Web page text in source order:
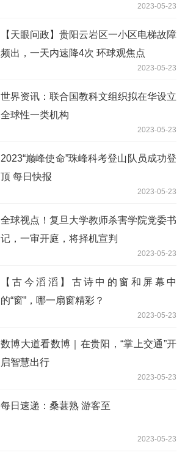
2023-05-23
【天眼问政】贵阳云岩区一小区电梯故障
频出，一天内速降4次 环球观焦点
2023-05-23
世界资讯：联合国教科文组织拟在华设立
全球性一类机构
2023-05-23
2023“巅峰使命”珠峰科考登山队员成功登
顶 每日快报
2023-05-23
全球视点！复旦大学教师杀害学院党委书
记，一审开庭，将择机宣判
2023-05-23
【古今滔滔】古诗中的窗和屏幕中
的“窗”，哪一扇窗精彩？
2023-05-23
数博大道看数博｜在贵阳，“掌上交通”开
启智慧出行
2023-05-23
每日速递：桑葚熟 游客至
2023-05-23